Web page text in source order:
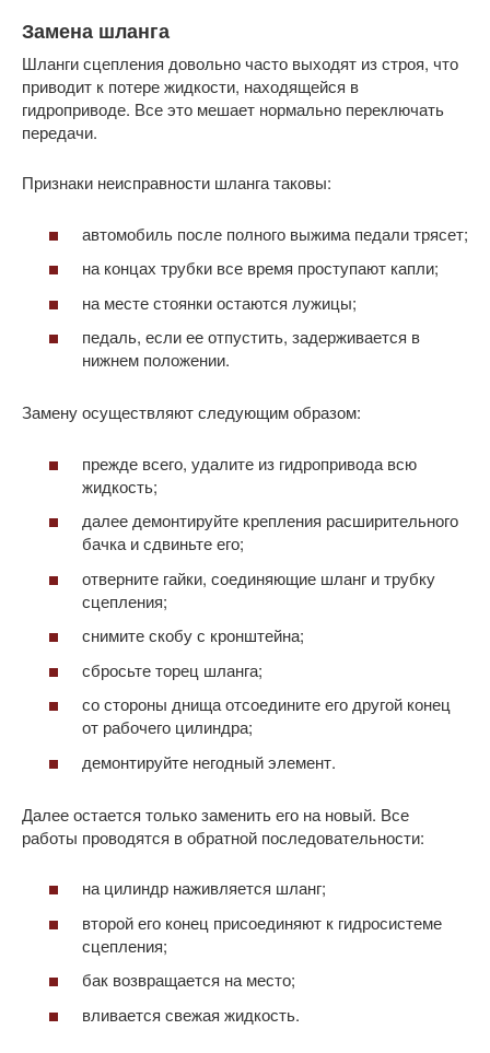
Замена шланга
Шланги сцепления довольно часто выходят из строя, что
приводит к потере жидкости, находящейся в
гидроприводе. Все это мешает нормально переключать
передачи.
Признаки неисправности шланга таковы:
автомобиль после полного выжима педали трясет;
на концах трубки все время проступают капли;
на месте стоянки остаются лужицы;
педаль, если ее отпустить, задерживается в
нижнем положении.
Замену осуществляют следующим образом:
прежде всего, удалите из гидропривода всю
жидкость;
далее демонтируйте крепления расширительного
бачка и сдвиньте его;
отверните гайки, соединяющие шланг и трубку
сцепления;
снимите скобу с кронштейна;
сбросьте торец шланга;
со стороны днища отсоедините его другой конец
от рабочего цилиндра;
демонтируйте негодный элемент.
Далее остается только заменить его на новый. Все
работы проводятся в обратной последовательности:
на цилиндр наживляется шланг;
второй его конец присоединяют к гидросистеме
сцепления;
бак возвращается на место;
вливается свежая жидкость.